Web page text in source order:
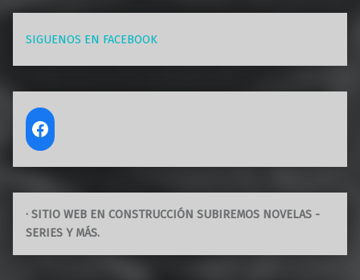
SIGUENOS EN FACEBOOK
· SITIO WEB EN CONSTRUCCIÓN SUBIREMOS NOVELAS -
SERIES Y MÁS.